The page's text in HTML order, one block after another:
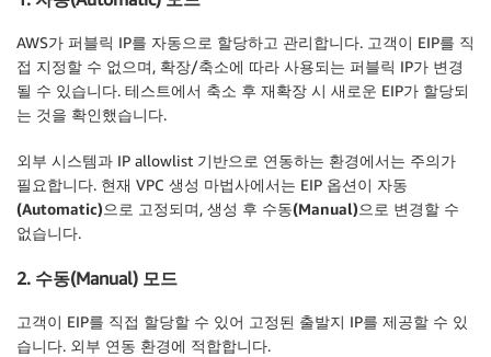
AWS가 퍼블릭 IP를 자동으로 할당하고 관리합니다. 고객이 EIP를 직
접 지정할 수 없으며, 확장/축소에 따라 사용되는 퍼블릭 IP가 변경
될 수 있습니다. 테스트에서 축소 후 재확장 시 새로운 EIP가 할당되
는 것을 확인했습니다.
외부 시스템과 IP allowlist 기반으로 연동하는 환경에서는 주의가
필요합니다. 현재 VPC 생성 마법사에서는 EIP 옵션이 자동
(Automatic)으로 고정되며, 생성 후 수동(Manual)으로 변경할 수
없습니다.
2. 수동(Manual) 모드
고객이 EIP를 직접 할당할 수 있어 고정된 출발지 IP를 제공할 수 있
습니다. 외부 연동 환경에 적합합니다.